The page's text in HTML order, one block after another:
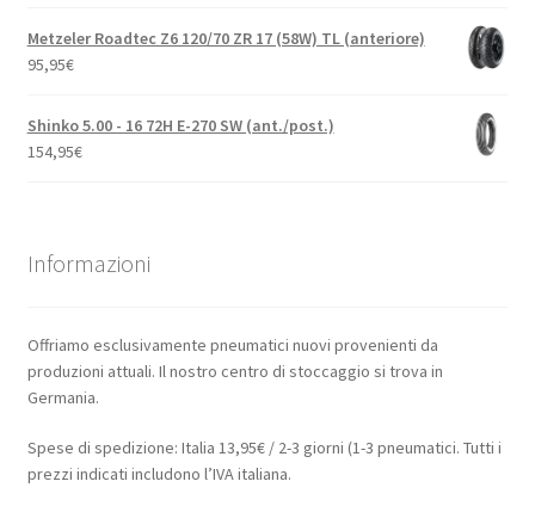
Metzeler Roadtec Z6 120/70 ZR 17 (58W) TL (anteriore)
95,95€
Shinko 5.00 - 16 72H E-270 SW (ant./post.)
154,95€
Informazioni
Offriamo esclusivamente pneumatici nuovi provenienti da
produzioni attuali. Il nostro centro di stoccaggio si trova in
Germania.
Spese di spedizione: Italia 13,95€ / 2-3 giorni (1-3 pneumatici. Tutti i
prezzi indicati includono l’IVA italiana.